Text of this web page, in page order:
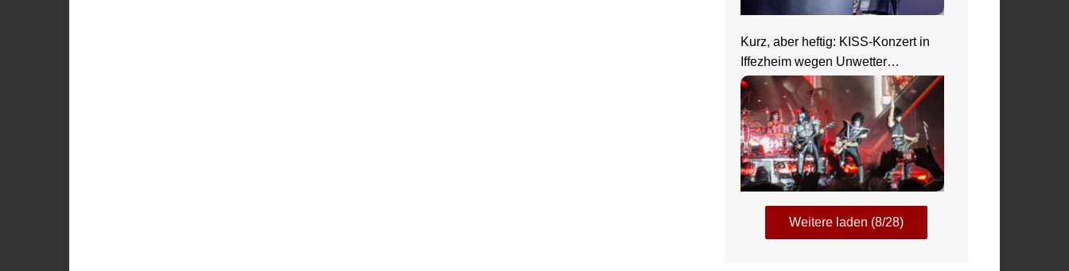
Kurz, aber heftig: KISS-Konzert in
Iffezheim wegen Unwetter
abgebrochen
Weitere laden (8/28)